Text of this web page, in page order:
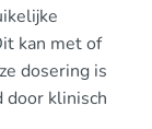
kan met of
dosering is
door klinisch